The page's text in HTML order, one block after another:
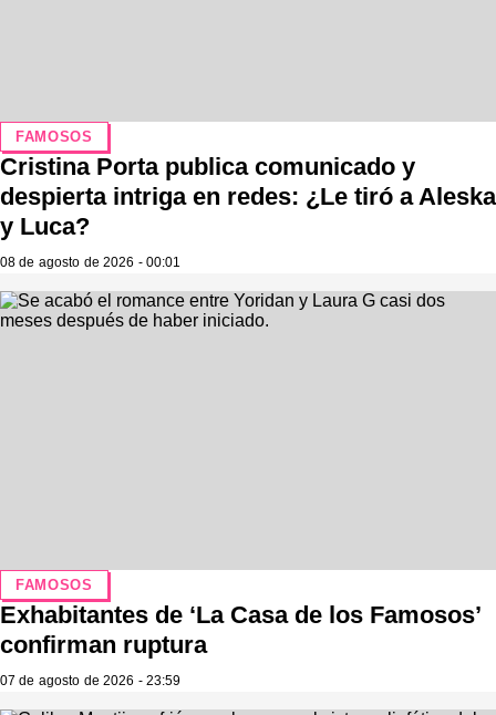
FAMOSOS
Cristina Porta publica comunicado y
despierta intriga en redes: ¿Le tiró a Aleska
y Luca?
08 de agosto de 2026 - 00:01
FAMOSOS
Exhabitantes de ‘La Casa de los Famosos’
confirman ruptura
07 de agosto de 2026 - 23:59